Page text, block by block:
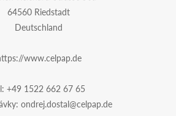
64560 Riedstadt
Deutschland
www.celpap.de
+49 1522 662 67 65
ondrej.dostal@celpap.de